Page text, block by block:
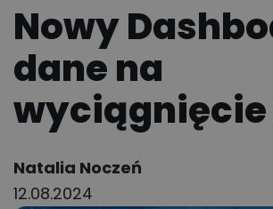
Nowy
dane na
Author:
Natalia Noczeń
12.08.2024